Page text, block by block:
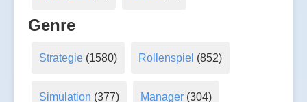
Genre
Strategie(1580) Rollenspiel (852)
Simulation (377) Manager (304)